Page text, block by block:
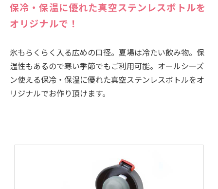
保冷・保温に優れた真空ステンレスボトルを
オリジナルで！
氷もらくらく入る広めの口径。夏場は冷たい飲み物。保
温性もあるので寒い季節でもご利用可能。オールシーズ
ン使える保冷・保温に優れた真空ステンレスボトルをオ
リジナルでお作り頂けます。